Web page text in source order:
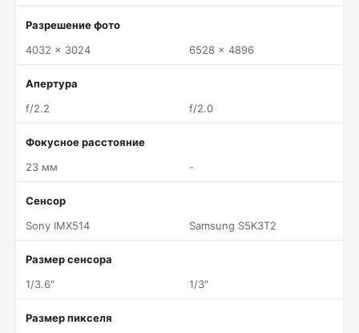
Разрешение фото
4032 x 3024
6528 x 4896
Апертура
f/2.2
f/2.0
Фокусное расстояние
23 мм
-
Сенсор
Sony IMX514
Samsung S5K3T2
Размер сенсора
1/3.6"
1/3"
Размер пикселя